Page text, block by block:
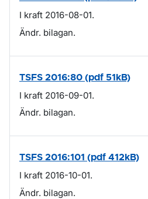
I kraft 2016-08-01.
Ändr. bilagan.
TSFS 2016:80 (pdf 51kB)
I kraft 2016-09-01.
Ändr. bilagan.
TSFS 2016:101 (pdf 412kB)
I kraft 2016-10-01.
Ändr. bilagan.